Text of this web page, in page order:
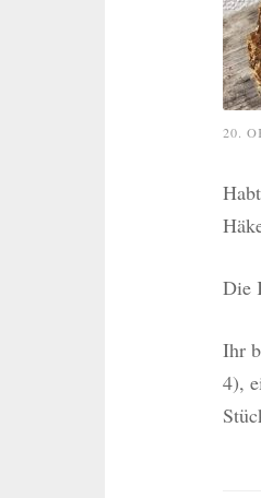
20.
Die
Ihr
4),